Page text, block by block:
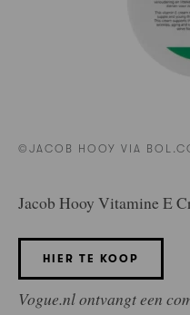
©JACOB HOOY VIA
Jacob Hooy Vitamine E
HIER TE KOOP
Vogue.nl ontvangt een